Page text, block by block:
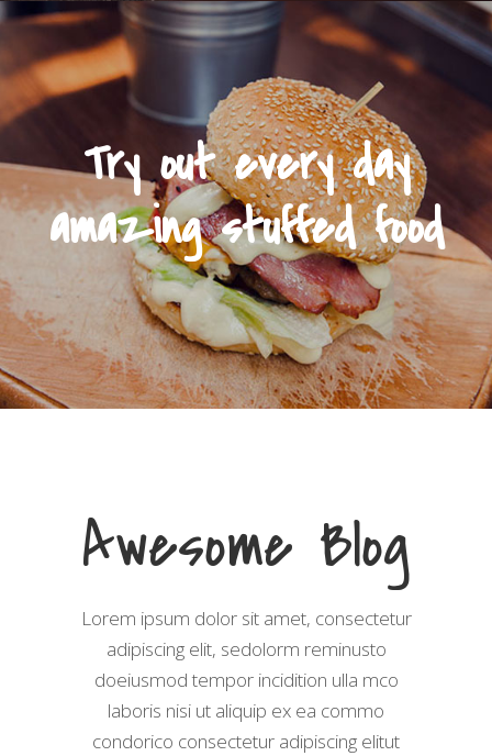
Try out every day
amazing stuffed food
Awesome Blog
Lorem ipsum dolor sit amet, consectetur
adipiscing elit, sedolorm reminusto
doeiusmod tempor incidition ulla mco
laboris nisi ut aliquip ex ea commo
condorico consectetur adipiscing elitut